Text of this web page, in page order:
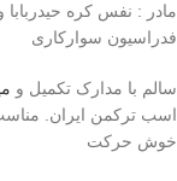
مادر : نفس کره
فدراسیون سوارکاری
سالم با مدارک تکمیل و
اسب ترکمن ایران.
خوش حرکت